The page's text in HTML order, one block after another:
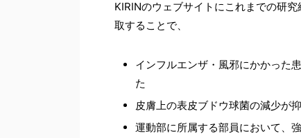
KIRINのウェブサイトにこれまでの研
取することで、
インフルエンザ・風邪にかかった
た
皮膚上の表皮ブドウ球菌の減少が
運動部に所属する部員において、